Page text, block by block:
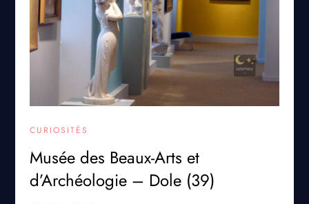
CURIOSITÉS
Musée des Beaux-Arts et
d’Archéologie – Dole (39)